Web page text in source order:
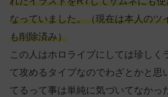
なっていました。（現在は本人のツ
も削除済み）
この人はホロライブにしては珍しく
て攻めるタイプなのでわざとかと思
てるって事は単純に気づいてなかっ